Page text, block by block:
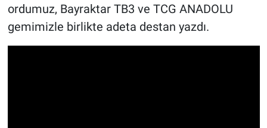
ordumuz, Bayraktar TB3 ve TCG ANADOLU
gemimizle birlikte adeta destan yazdı.